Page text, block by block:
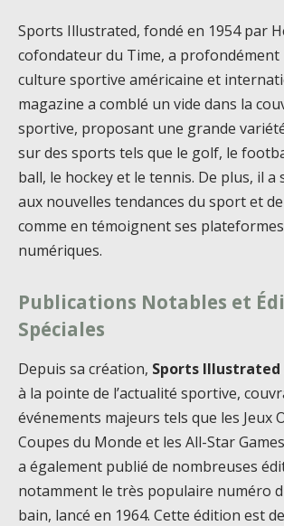
Sports Illustrated, fondé en 1954 par
cofondateur du Time, a profondément
culture sportive américaine et
magazine a comblé un vide dans la
sportive, proposant une grande
sur des sports tels que le golf, le
ball, le hockey et le tennis. De plus, il a
aux nouvelles tendances du sport et de
comme en témoignent ses
numériques.
Publications Notables et
Spéciales
Depuis sa création, Sports Illustrated
à la pointe de l’actualité sportive,
événements majeurs tels que les Jeux
Coupes du Monde et les All-Star
a également publié de nombreuses
notamment le très populaire numéro
bain, lancé en 1964. Cette édition est